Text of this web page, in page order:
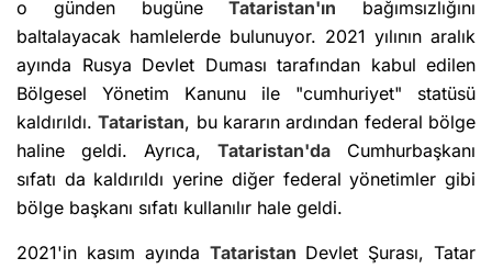
o günden bugüneTataristan'ın bağımsızlığını
baltalayacak hamlelerde bulunuyor. 2021 yılının aralık
ayında Rusya Devlet Duması tarafından kabul edilen
Bölgesel Yönetim Kanunu ile "cumhuriyet" statüsü
kaldırıldı.Tataristan, bu kararın ardından federal bölge
haline geldi. Ayrıca, Tataristan'da Cumhurbaşkanı
sıfatı da kaldırıldı yerine diğer federal yönetimler gibi
bölge başkanı sıfatı kullanılır hale geldi.
2021'in kasım ayında Tataristan Devlet Şurası, Tatar